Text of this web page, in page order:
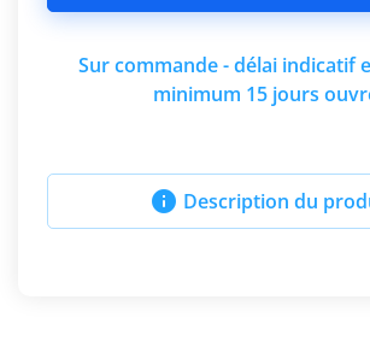
Sur commande - délai indicatif
minimum 15 jours
 Description du